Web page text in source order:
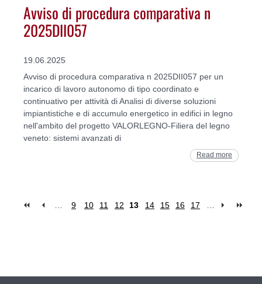
Avviso di procedura comparativa n
2025DII057
19.06.2025
Avviso di procedura comparativa n 2025DII057 per un
incarico di lavoro autonomo di tipo coordinato e
continuativo per attività di Analisi di diverse soluzioni
impiantistiche e di accumulo energetico in edifici in legno
nell'ambito del progetto VALORLEGNO-Filiera del legno
veneto: sistemi avanzati di
Read more
9 10 11 12 13 14 15 16 17